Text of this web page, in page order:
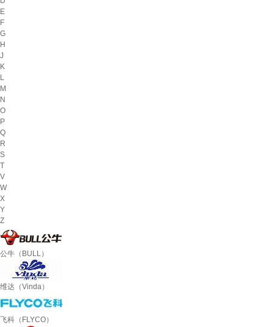
E
F
G
H
J
K
L
M
N
O
P
Q
R
S
T
V
W
X
Y
Z
公牛（BULL）
维达（Vinda）
飞科（FLYCO）